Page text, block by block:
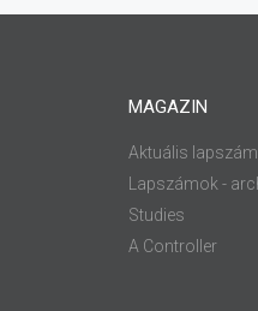
MAGAZIN
Aktuális lapszám
Lapszámok -
Studies
A Controller